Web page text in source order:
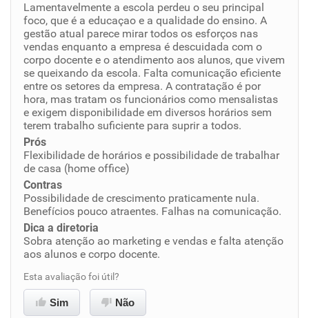
Oportunidade de promoção
Ambiente de trabalho
Conciliação com a vida familiar
Benefícios
Não recomenda a diretoria
Lamentavelmente a escola perdeu o seu principal
foco, que é a educaçao e a qualidade do ensino. A
gestão atual parece mirar todos os esforços nas
vendas enquanto a empresa é descuidada com o
corpo docente e o atendimento aos alunos, que vivem
se queixando da escola. Falta comunicação eficiente
entre os setores da empresa. A contratação é por
hora, mas tratam os funcionários como mensalistas
e exigem disponibilidade em diversos horários sem
terem trabalho suficiente para suprir a todos.
Prós
Flexibilidade de horários e possibilidade de trabalhar
de casa (home office)
Contras
Possibilidade de crescimento praticamente nula.
Benefícios pouco atraentes. Falhas na comunicação.
Dica a diretoria
Sobra atenção ao marketing e vendas e falta atenção
aos alunos e corpo docente.
Esta avaliação foi útil?
Sim Não